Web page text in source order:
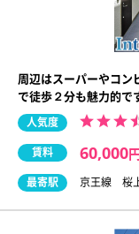
周辺はスーパーやコ
で徒歩２分も魅力的で
人気度
賃料 60,000
最寄駅 京王線 桜